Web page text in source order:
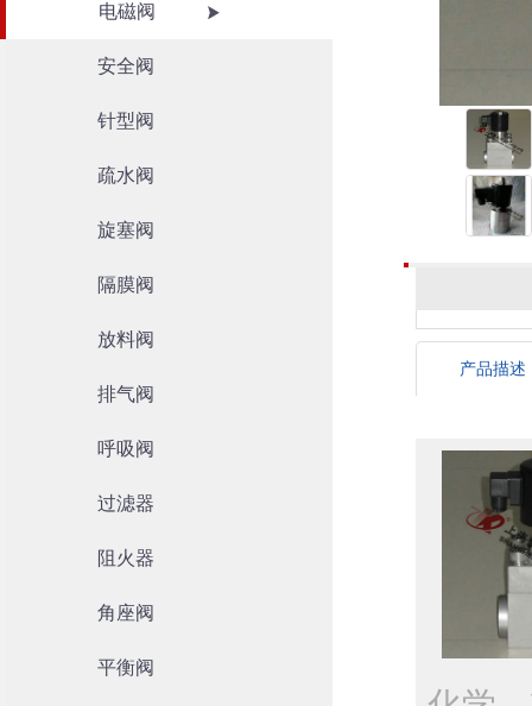
电磁阀
安全阀
针型阀
疏水阀
旋塞阀
隔膜阀
放料阀
排气阀
呼吸阀
过滤器
阻火器
角座阀
平衡阀
产品描述